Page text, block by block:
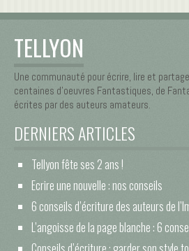
TELLYON
Une communauté pour écrire, lire et
centaines d’oeuvres Fantastiques, de
écrites par des auteurs amateurs.
DERNIERS ARTICLES
Tellyon fête ses 2 ans !
Ecrire une nouvelle : nos conseils
6 conseils d’écriture des auteurs de
L’angoisse de la page blanche : 6